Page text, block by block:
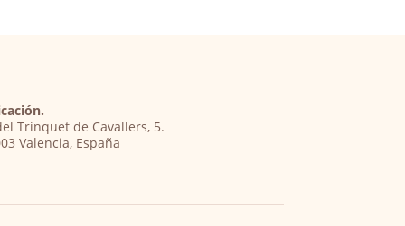
Trinquet de Cavallers, 5.
Valencia, España